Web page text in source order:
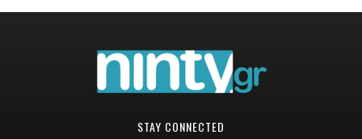
STAY CONNECTED